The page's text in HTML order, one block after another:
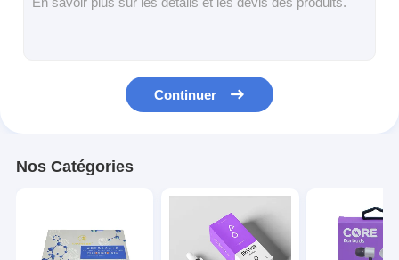
À la maison
À propos de nous
Continuer
Nos Catégories